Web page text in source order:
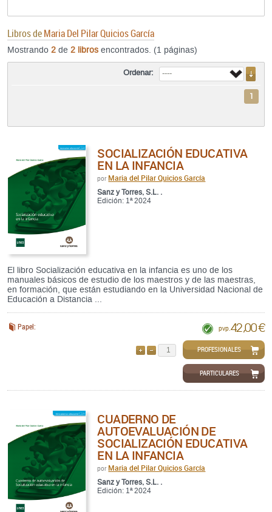
Libros deMaria Del Pilar Quicios García
Mostrando 2 de 2 libros encontrados. (1 páginas)
Ordenar:
1
SOCIALIZACIÓN EDUCATIVA
EN LA INFANCIA
por Maria del Pilar Quicios García
Sanz y Torres, S.L. .
Edición: 1ª 2024
El libro Socialización educativa en la infancia es uno de los
manuales básicos de estudio de los maestros y de las maestras,
en formación, que están estudiando en la Universidad Nacional de
Educación a Distancia ...
Papel: pvp. 42,00 €
QUITARPROFESIONALES
PARTICULARES
CUADERNO DE
AUTOEVALUACIÓN DE
SOCIALIZACIÓN EDUCATIVA
EN LA INFANCIA
por Maria del Pilar Quicios García
Sanz y Torres, S.L. .
Edición: 1ª 2024